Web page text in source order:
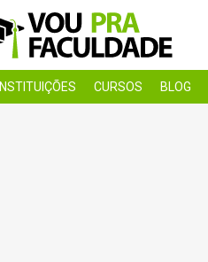
INSTITUIÇÕES CURSOS BLOG